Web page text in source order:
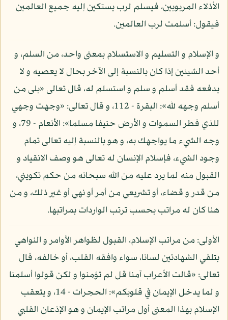
الأذلاء المربوبين، فيسلم لرب يستكين إليه جميع العالمين
فيقول: أسلمت لرب العالمين.
و الإسلام و التسليم و الاستسلام بمعنى واحد، من السلم، و
أحد الشيئين إذا كان بالنسبة إلى الآخر بحال لا يعصيه و لا
يدفعه فقد أسلم و سلم و استسلم له، قال تعالى «بلى من
أسلم وجهه لله»: البقرة - 112، و قال تعالى: «وجهت وجهي
للذي فطر السموات و الأرض حنيفا مسلما»: الأنعام - 79، و
وجه الشيء ما يواجهك به، و هو بالنسبة إليه تعالى تمام
وجود الشيء، فإسلام الإنسان له تعالى هو وصف الانقياد و
القبول منه لما يرد عليه من الله سبحانه من حكم تكويني،
من قدر و قضاء، أو تشريعي من أمر أو نهي أو غير ذلك، و من
هنا كان له مراتب بحسب ترتب الواردات بمراتبها.
الأولى: من مراتب الإسلام، القبول لظواهر الأوامر و النواهي
بتلقي الشهادتين لسانا، سواء وافقه القلب، أو خالفه، قال
تعالى: «قالت الأعراب آمنا قل لم تؤمنوا و لكن قولوا أسلمنا
و لما يدخل الإيمان في قلوبكم»: الحجرات - 14، و يتعقب
الإسلام بهذا المعنى أول مراتب الإيمان و هو الإذعان القلبي